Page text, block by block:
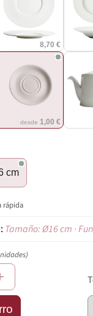
8,70 €
desde 1,00 €
cm
rápida
Tamaño: Ø16 cm ·